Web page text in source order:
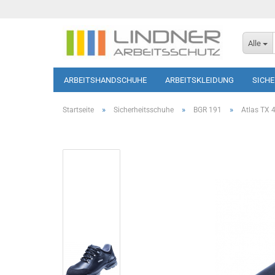
Alle
ARBEITSHANDSCHUHE ARBEITSKLEIDUNG
SOFTSHELL-JACKEN HAUTSCHUTZ T-SHIRTS/
Startseite » Sicherheitsschuhe » BGR 191 » Atlas TX